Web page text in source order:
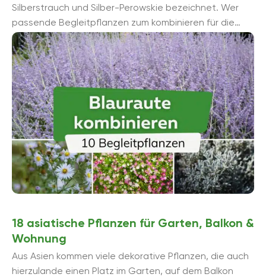
Silberstrauch und Silber-Perowskie bezeichnet. Wer
passende Begleitpflanzen zum kombinieren für die
bienenfreundliche Blauraute sucht, findet hier eine
Auflistung der am besten geeigneten ...
18 asiatische Pflanzen für Garten, Balkon &
Wohnung
Aus Asien kommen viele dekorative Pflanzen, die auch
hierzulande einen Platz im Garten, auf dem Balkon